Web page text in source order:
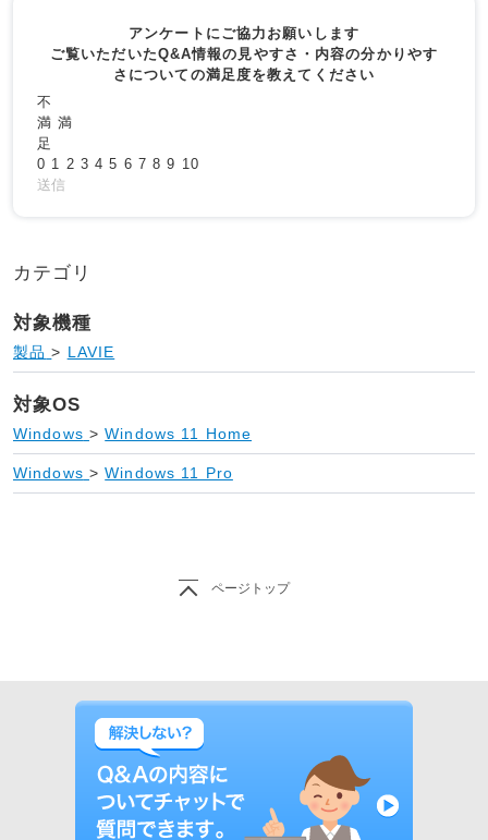
アンケートにご協力お願いします
ご覧いただいたQ&A情報の見やすさ・内容の分かりやす
さについての満足度を教えてください
不
満 満
足
0 1 2 3 4 5 6 7 8 9 10
送信
カテゴリ
対象機種
製品 > LAVIE
対象OS
Windows > Windows 11 Home
Windows > Windows 11 Pro
ページトップ